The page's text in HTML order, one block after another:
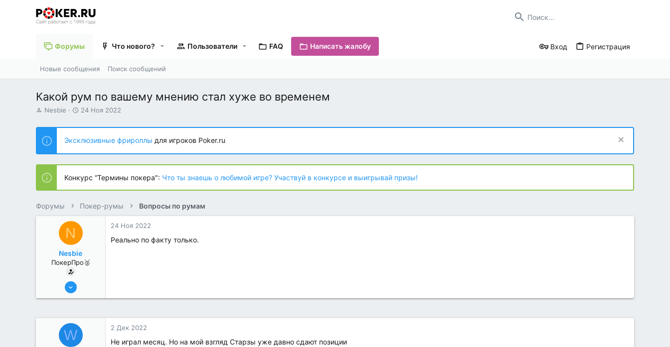
Форумы Что нового? Пользователи FAQ Написать жалобу Вход Регистрация
Новые сообщения Поиск сообщений
Какой рум по вашему мнению стал хуже во временем
А
т
о
р
т
е
м
ы
Nesbie
Д
т
н
а
ч
л
а
24 Ноя 2022
Эксклюзивные фрироллы для игроков Poker.ru
Конкурс “Термины покера": Что ты знаешь о любимой игре? Участвуй в конкурсе и выигрывай призы!
Форумы Покер-румы Вопросы по румам
N
Nesbie
ПокерПро🥈
13 Июн 2022
24 Ноя 2022
Реально по факту только.
W 2 Дек 2022
Не играл месяц. Но на мой взгляд Старзы уже давно сдают позиции